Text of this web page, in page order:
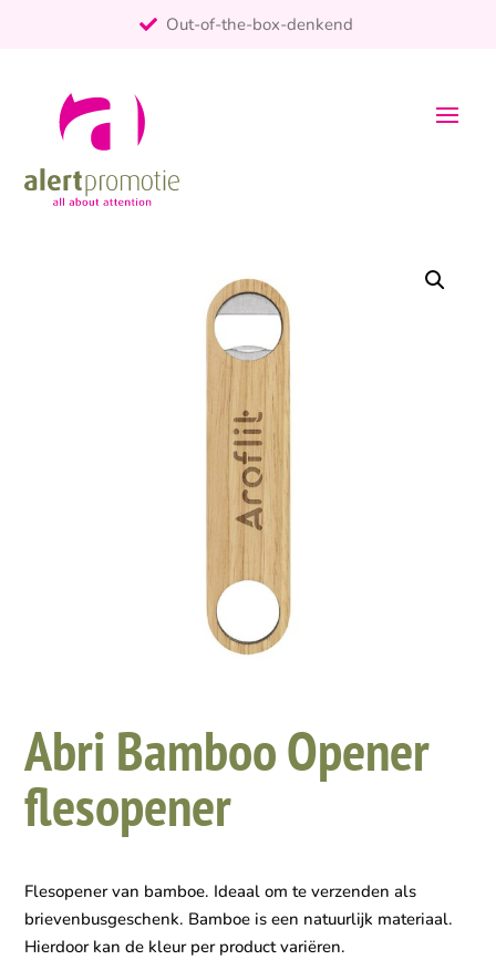
Out-of-the-box-denkend
Abri Bamboo Opener
flesopener
Flesopener van bamboe. Ideaal om te verzenden als
brievenbusgeschenk. Bamboe is een natuurlijk materiaal.
Hierdoor kan de kleur per product variëren.